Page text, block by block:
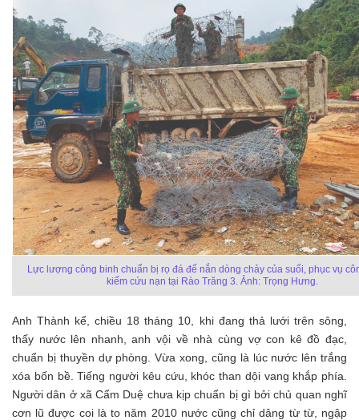
Lực lượng công binh chuẩn bị rọ đá để nắn dòng chảy của suối, phục vụ
kiếm cứu nạn tại Rào Trăng 3. Ảnh: Trọng Hưng.
Anh Thành kể, chiều 18 tháng 10, khi đang thả lưới trên sông,
thấy nước lên nhanh, anh vội về nhà cùng vợ con kê đồ đạc,
chuẩn bị thuyền dự phòng. Vừa xong, cũng là lúc nước lên trắng
xóa bốn bề. Tiếng người kêu cứu, khóc than dội vang khắp phía.
Người dân ở xã Cẩm Duệ chưa kịp chuẩn bị gì bởi chủ quan nghĩ
cơn lũ được coi là to năm 2010 nước cũng chỉ dâng từ từ, ngập